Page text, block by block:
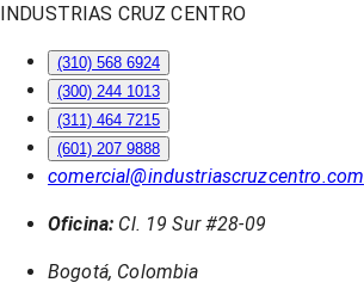
INDUSTRIAS CRUZ CENTRO
(310) 568 6924
(300) 244 1013
(311) 464 7215
(601) 207 9888
comercial@industriascruzcentro.com
Oficina: Cl. 19 Sur #28-09
Bogotá, Colombia